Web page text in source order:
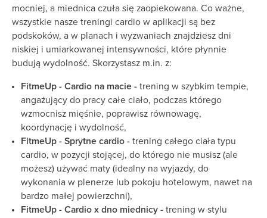
mocniej, a miednica czuła się zaopiekowana. Co ważne,
wszystkie nasze treningi cardio w aplikacji są bez
podskoków, a w planach i wyzwaniach znajdziesz dni
niskiej i umiarkowanej intensywności, które płynnie
budują wydolność. Skorzystasz m.in. z:
FitmeUp - Cardio na macie - trening w szybkim tempie,
angażujący do pracy całe ciało, podczas którego
wzmocnisz mięśnie, poprawisz równowagę,
koordynację i wydolność,
FitmeUp - Sprytne cardio - trening całego ciała typu
cardio, w pozycji stojącej, do którego nie musisz (ale
możesz) używać maty (idealny na wyjazdy, do
wykonania w plenerze lub pokoju hotelowym, nawet na
bardzo małej powierzchni),
FitmeUp - Cardio x dno miednicy - trening w stylu